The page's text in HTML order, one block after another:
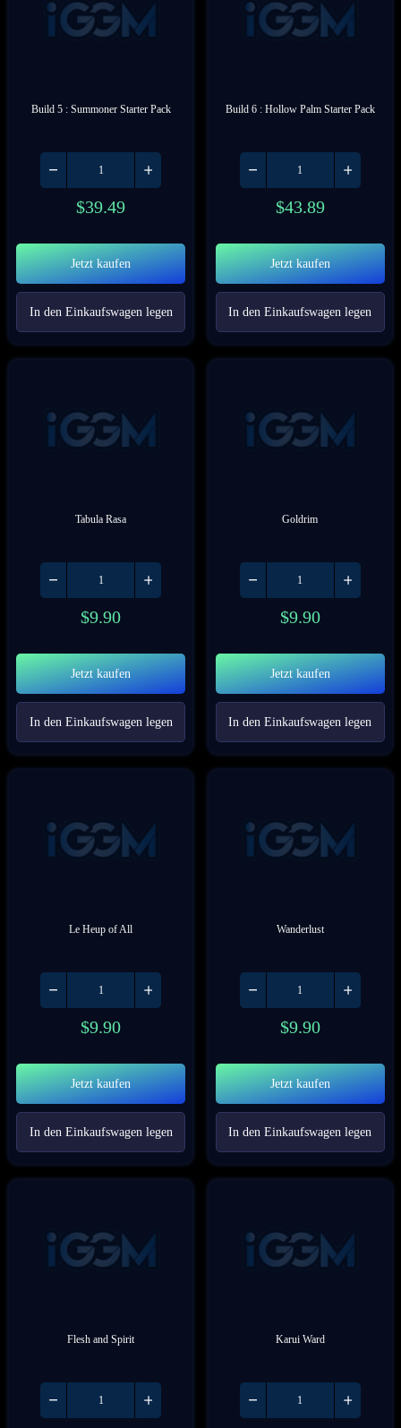
Build 5 : Summoner Starter Pack
$39.49
Jetzt kaufen
In den Einkaufswagen legen
Build 6 : Hollow Palm Starter Pack
$43.89
Jetzt kaufen
In den Einkaufswagen legen
Tabula Rasa
$9.90
Jetzt kaufen
In den Einkaufswagen legen
Goldrim
$9.90
Jetzt kaufen
In den Einkaufswagen legen
Le Heup of All
$9.90
Jetzt kaufen
In den Einkaufswagen legen
Wanderlust
$9.90
Jetzt kaufen
In den Einkaufswagen legen
Flesh and Spirit Karui Ward